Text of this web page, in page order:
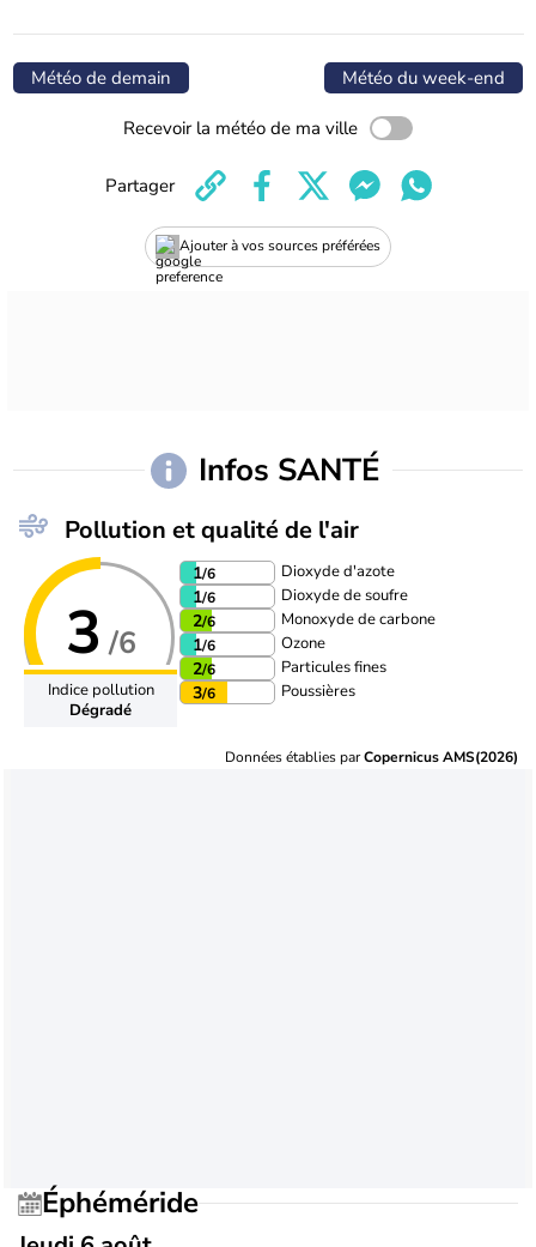
Météo de demain Météo du week-end
Recevoir la météo de ma ville
Ajouter à vos sources préférées
Partager
Infos SANTÉ
Pollution et qualité de l'air
3 /6
Indice pollution
Dégradé
1/6 Dioxyde d'azote
1/6 Dioxyde de soufre
2/6 Monoxyde de carbone
1/6 Ozone
2/6 Particules fines
3/6 Poussières
Données établies parCopernicus AMS(2026)
Éphéméride